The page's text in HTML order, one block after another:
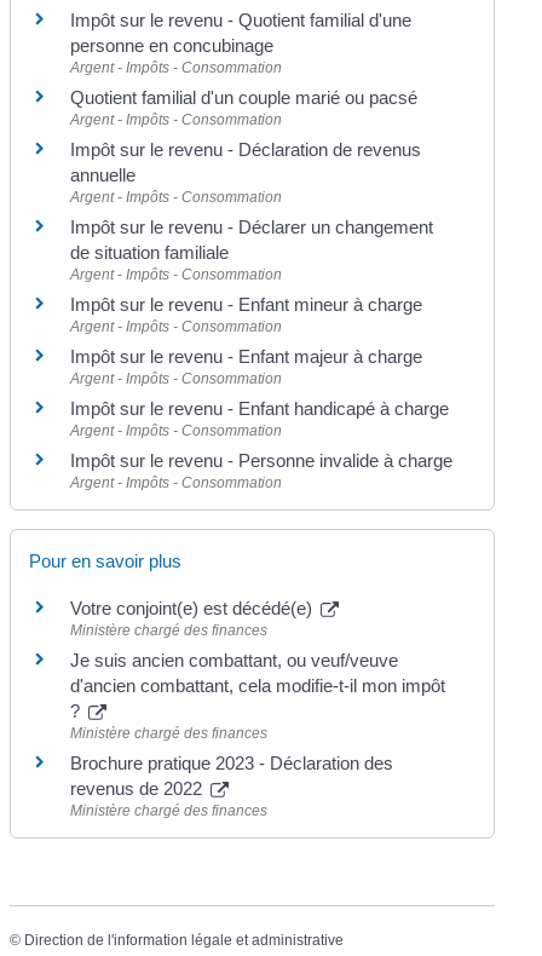
Impôt sur le revenu - Quotient familial d'une
personne en concubinage
Argent - Impôts - Consommation
Quotient familial d'un couple marié ou pacsé
Argent - Impôts - Consommation
Impôt sur le revenu - Déclaration de revenus
annuelle
Argent - Impôts - Consommation
Impôt sur le revenu - Déclarer un changement
de situation familiale
Argent - Impôts - Consommation
Impôt sur le revenu - Enfant mineur à charge
Argent - Impôts - Consommation
Impôt sur le revenu - Enfant majeur à charge
Argent - Impôts - Consommation
Impôt sur le revenu - Enfant handicapé à charge
Argent - Impôts - Consommation
Impôt sur le revenu - Personne invalide à charge
Argent - Impôts - Consommation
Pour en savoir plus
Votre conjoint(e) est décédé(e)
Ministère chargé des finances
Je suis ancien combattant, ou veuf/veuve
d'ancien combattant, cela modifie-t-il mon impôt
?
Ministère chargé des finances
Brochure pratique 2023 - Déclaration des
revenus de 2022
Ministère chargé des finances
© Direction de l'information légale et administrative